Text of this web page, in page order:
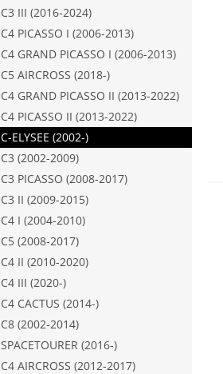
C3 III (2016-2024)
C4 PICASSO I (2006-2013)
C4 GRAND PICASSO I (2006-2013)
C5 AIRCROSS (2018-)
C4 GRAND PICASSO II (2013-2022)
C4 PICASSO II (2013-2022)
C-ELYSEE (2002-)
C3 (2002-2009)
C3 PICASSO (2008-2017)
C3 II (2009-2015)
C4 I (2004-2010)
C5 (2008-2017)
C4 II (2010-2020)
C4 III (2020-)
C4 CACTUS (2014-)
C8 (2002-2014)
SPACETOURER (2016-)
C4 AIRCROSS (2012-2017)